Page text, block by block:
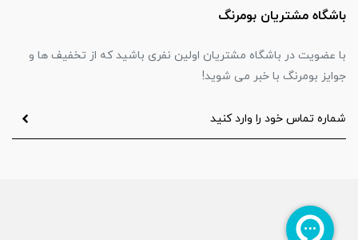
باشگاه مشتریان بومرنگ
با عضویت در باشگاه مشتریان اولین نفری باشید که از تخفیف ها و
جوایز بومرنگ با خبر می شوید!